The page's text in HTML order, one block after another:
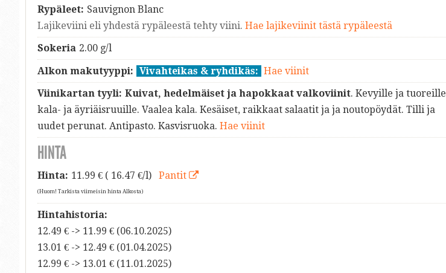
Rypäleet: Sauvignon Blanc
Lajikeviini eli yhdestä rypäleestä tehty viini. Hae lajikeviinit tästä rypäleestä
Sokeria 2.00 g/l
Alkon makutyyppi: Vivahteikas & ryhdikäs: Hae viinit
Viinikartan tyyli: Kuivat, hedelmäiset ja hapokkaat valkoviinit. Kevyille ja tuoreille
kala- ja äyriäisruuille. Vaalea kala. Kesäiset, raikkaat salaatit ja ja noutopöydät. Tilli ja
uudet perunat. Antipasto. Kasvisruoka. Hae viinit
HINTA
Hinta: 11.99 € ( 16.47 €/l) Pantit
(Huom! Tarkista viimeisin hinta Alkosta)
Hintahistoria:
12.49 € -> 11.99 € (06.10.2025)
13.01 € -> 12.49 € (01.04.2025)
12.99 € -> 13.01 € (11.01.2025)